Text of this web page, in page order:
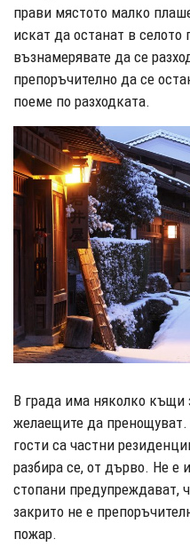
прави мястото малко
искат да останат в
възнамерявате да се
препоръчително да се
поеме по разходката.
В града има няколко къщи
желаещите да
гости са частни
разбира се, от дърво. Не е
стопани предупреждават,
закрито не е
пожар.